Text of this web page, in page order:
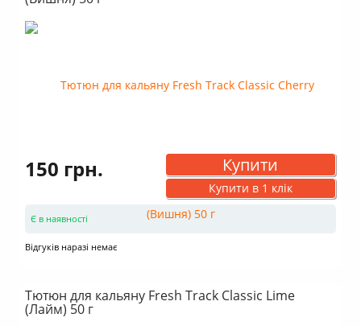
150 грн. Купити
Купити в 1 клік
Є в наявності
Відгуків наразі немає
Тютюн для кальяну Fresh Track Classic Lime
(Лайм) 50 г